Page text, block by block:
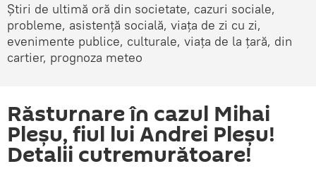
Știri de ultimă oră din societate, cazuri sociale,
probleme, asistență socială, viața de zi cu zi,
evenimente publice, culturale, viața de la țară, din
cartier, prognoza meteo
Răsturnare în cazul Mihai
Pleșu, fiul lui Andrei Pleșu!
Detalii cutremurătoare!